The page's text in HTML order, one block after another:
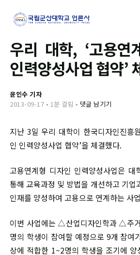
우리 대학, ‘고용연
인력양성사업 협약’
윤인수 기자
2013-09-17 - 1분 걸림 - 댓글 남기기
지난 3일 우리 대학이 한국디자인진흥
인 인력양성사업 협약’을 체결했다.
고용연계형 디자인 인력양성사업은 대
통해 교육과정 및 방법을 개선하고 기업
인재를 양성하여 고용으로 연계하는 사
이번 사업에는 △산업디자인학과 △주
명의 학생이 참여할 예정으로 9개 참여
상에 적합한 1~2명의 학생을 조기에